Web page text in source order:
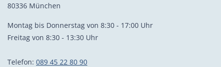
80336 München
Montag bis Donnerstag von 8:30 - 17:00 Uhr
Freitag von 8:30 - 13:30 Uhr
Telefon: 089 45 22 80 90